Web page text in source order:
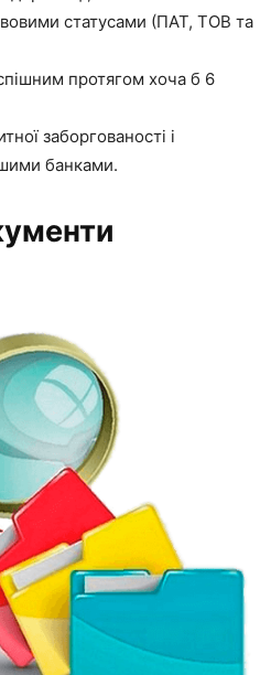
статусами (ПАТ, ТОВ та
протягом хоча б 6
заборгованості і
банками.